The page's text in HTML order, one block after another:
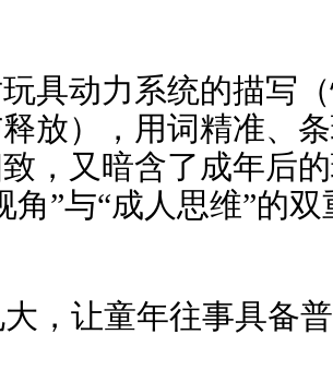
具动力系统的描写
放），用词精准、
，又暗含了成年后
角”与“成人思维”的
，让童年往事具备